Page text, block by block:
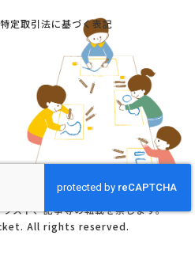
特定取引法に基づく表記
スト、記事等の転載を禁じます。
All rights reserved.